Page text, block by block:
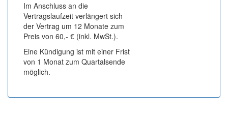
Im Anschluss an die
Vertragslaufzeit verlängert sich
der Vertrag um 12 Monate zum
Preis von 60,- € (inkl. MwSt.).
Eine Kündigung ist mit einer Frist
von 1 Monat zum Quartalsende
möglich.